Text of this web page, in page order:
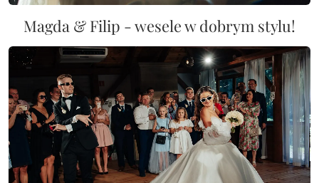
Magda & Filip - wesele w dobrym stylu!